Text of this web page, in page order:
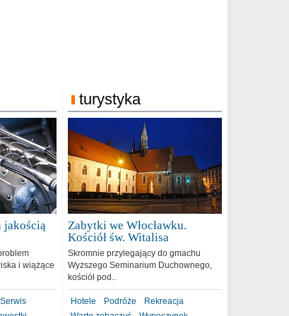
jakością
i wiążące
Serwis
turystyka
Zabytki we Włocławku.
Kościół św. Witalisa
Skromnie przylegający do gmachu
Wyższego Seminarium Duchownego,
kościół pod..
Hotele Podróże
Rekreacja